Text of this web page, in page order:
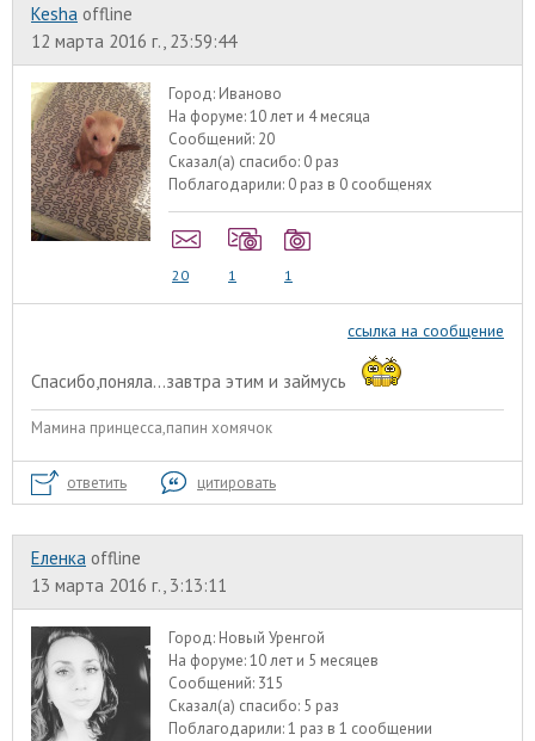
Kesha offline
12 марта 2016 г., 23:59:44
Город: Иваново
На форуме:10 лет и 4 месяца
Сообщений: 20
Сказал(а) спасибо: 0 раз
Поблагодарили: 0 раз в 0 сообщенях
20 1 1
ссылка на сообщение
Спасибо,поняла...завтра этим и займусь
Мамина принцесса,папин хомячок
ответить цитировать
Еленка offline
13 марта 2016 г., 3:13:11
Город: Новый Уренгой
На форуме:10 лет и 5 месяцев
Сообщений: 315
Сказал(а) спасибо: 5 раз
Поблагодарили:1 раз в 1 сообщении